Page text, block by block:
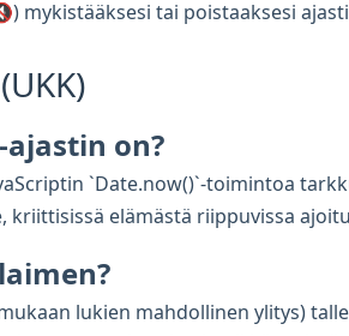
mykistääksesi tai poistaaksesi
on?
`Date.now()`-toimintoa
elämästä riippuvissa
lukien mahdollinen ylitys)